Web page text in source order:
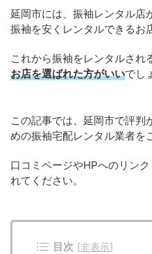
延岡市には、振袖レンタル店
振袖を安くレンタルできるお
これから振袖をレンタルされ
お店を選ばれた方がいいでし
この記事では、延岡市で評判
めの振袖宅配レンタル業者を
口コミページやHPへのリン
れてください。
目次 [非表示]